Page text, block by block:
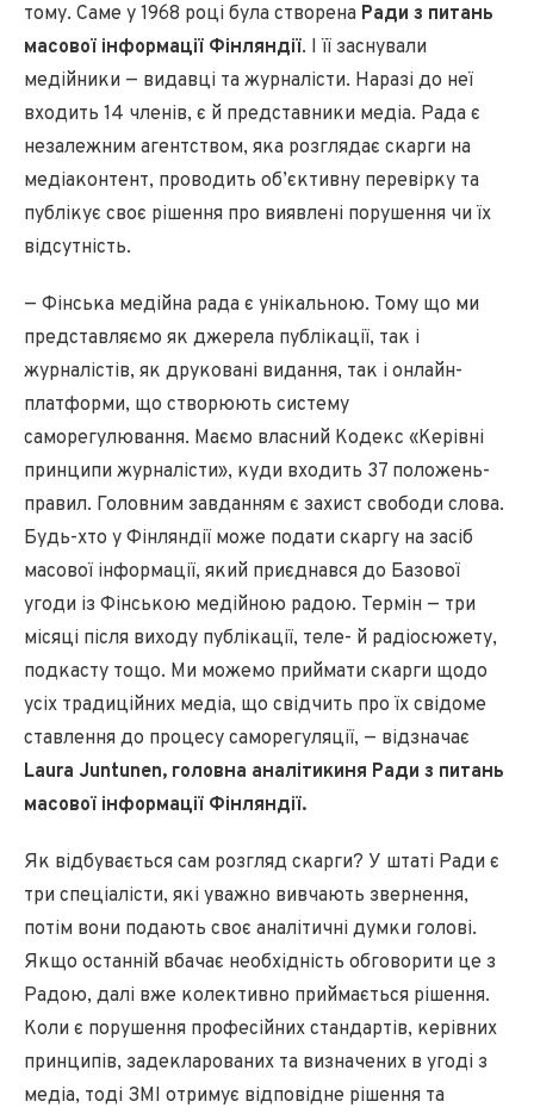
тому. Саме у 1968 році була створена Ради з питань
масової інформації Фінляндії. І її заснували
медійники — видавці та журналісти. Наразі до неї
входить 14 членів, є й представники медіа. Рада є
незалежним агентством, яка розглядає скарги на
медіаконтент, проводить об’єктивну перевірку та
публікує своє рішення про виявлені порушення чи їх
відсутність.
— Фінська медійна рада є унікальною. Тому що ми
представляємо як джерела публікації, так і
журналістів, як друковані видання, так і онлайн-
платформи, що створюють систему
саморегулювання. Маємо власний Кодекс «Керівні
принципи журналісти», куди входить 37 положень-
правил. Головним завданням є захист свободи слова.
Будь-хто у Фінляндії може подати скаргу на засіб
масової інформації, який приєднався до Базової
угоди із Фінською медійною радою. Термін — три
місяці після виходу публікації, теле- й радіосюжету,
подкасту тощо. Ми можемо приймати скарги щодо
усіх традиційних медіа, що свідчить про їх свідоме
ставлення до процесу саморегуляції, — відзначає
Laura Juntunen, головна аналітикиня Ради з питань
масової інформації Фінляндії.
Як відбувається сам розгляд скарги? У штаті Ради є
три спеціалісти, які уважно вивчають звернення,
потім вони подають своє аналітичні думки голові.
Якщо останній вбачає необхідність обговорити це з
Радою, далі вже колективно приймається рішення.
Коли є порушення професійних стандартів, керівних
принципів, задекларованих та визначених в угоді з
медіа, тоді ЗМІ отримує відповідне рішення та